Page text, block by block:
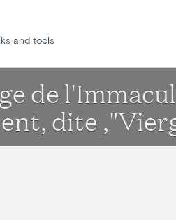
and tools
de
dite